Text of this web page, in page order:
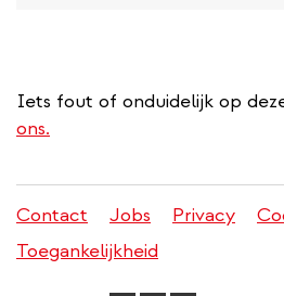
Iets fout of onduidelijk op
ons.
Juridisch
menu
Contact Jobs Privacy
Toegankelijkheid